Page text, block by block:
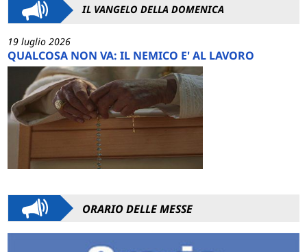
IL VANGELO DELLA DOMENICA
19 luglio 2026
QUALCOSA NON VA: IL NEMICO E' AL LAVORO
ORARIO DELLE MESSE